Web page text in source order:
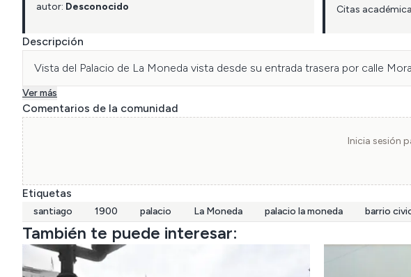
autor: Desconocido
Citas
Descripción
Vista del Palacio de La Moneda vista desde su entrada trasera por calle
Ver más
Comentarios de la comunidad
Inicia sesión
Etiquetas
santiago 1900 palacio La Moneda palacio la moneda barrio
También te puede interesar: